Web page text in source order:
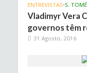
ENTREVISTAS•S.
Vladimyr Vera
governos têm
31 Agosto, 2016